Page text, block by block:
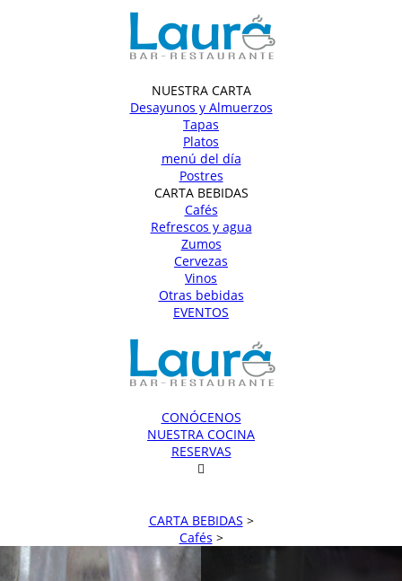
NUESTRA CARTA
Desayunos y Almuerzos
Tapas
Platos
menú del día
Postres
CARTA BEBIDAS
Cafés
Refrescos y agua
Zumos
Cervezas
Vinos
Otras bebidas
EVENTOS
CONÓCENOS
NUESTRA COCINA
RESERVAS
CARTA BEBIDAS >
Cafés >